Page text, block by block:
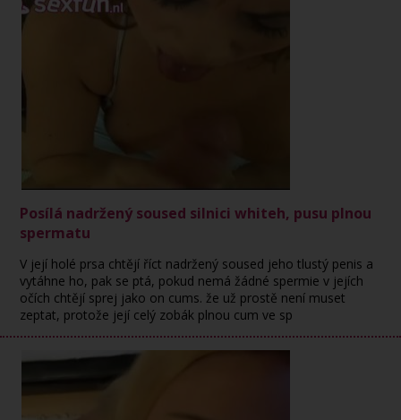
Posílá nadržený soused silnici whiteh, pusu plnou
spermatu
V její holé prsa chtějí říct nadržený soused jeho tlustý penis a
vytáhne ho, pak se ptá, pokud nemá žádné spermie v jejích
očích chtějí sprej jako on cums. že už prostě není muset
zeptat, protože její celý zobák plnou cum ve sp